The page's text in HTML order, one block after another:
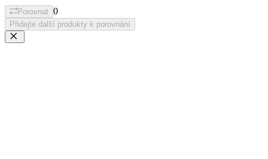
Porovnat 0
Přidejte další produkty k porovnání